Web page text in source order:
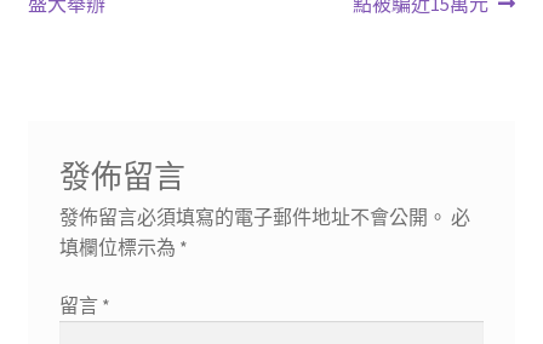
發佈留言
發佈留言必須填寫的電子郵件地址不會公開。 必
填欄位標示為 *
留言 *